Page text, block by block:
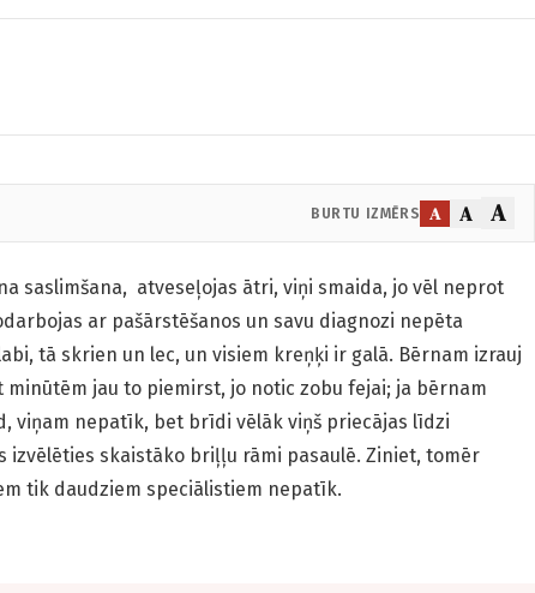
BURTU IZMĒRS A A A
saslimšana, atveseļojas ātri, viņi smaida, jo vēl neprot
ar pašārstēšanos un savu diagnozi nepēta
tā skrien un lec, un visiem kreņķi ir galā. Bērnam izrauj
minūtēm jau to piemirst, jo notic zobu fejai; ja bērnam
viņam nepatīk, bet brīdi vēlāk viņš priecājas līdzi
izvēlēties skaistāko briļļu rāmi pasaulē. Ziniet, tomēr
tik daudziem speciālistiem nepatīk.